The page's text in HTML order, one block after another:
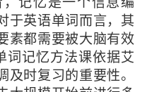
于英语单词而言，其
素都需要被大脑有效
词记忆方法课依据艾
时复习的重要性。